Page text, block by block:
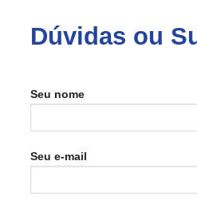
Dúvidas ou
Seu nome
Seu e-mail